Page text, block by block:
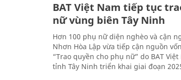
BAT Việt Nam tiếp tục
nữ vùng biên Tây Ninh
Hơn 100 phụ nữ diện nghèo và cận
Nhơn Hòa Lập vừa tiếp cận nguồn
“Trao quyền cho phụ nữ” do BAT
tỉnh Tây Ninh triển khai giai đoạn